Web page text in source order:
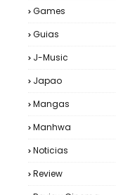
Games
Guias
J-Music
Japao
Mangas
Manhwa
Noticias
Review